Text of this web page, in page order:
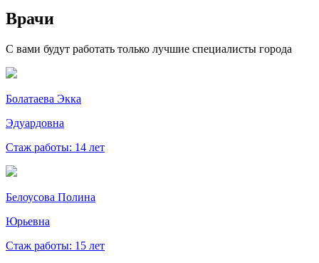
Врачи
С вами будут работать только лучшие специалисты города
Болатаева Экка
Эдуардовна
Стаж работы: 14 лет
Белоусова Полина
Юрьевна
Стаж работы: 15 лет